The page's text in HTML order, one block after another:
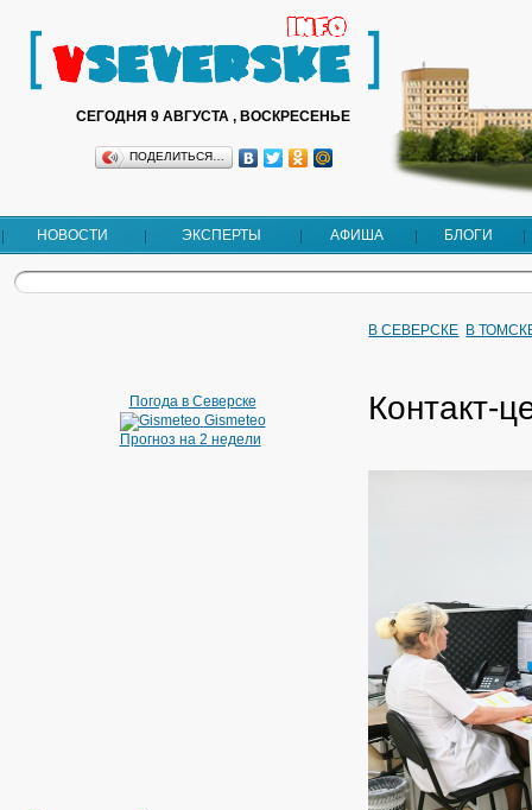
СЕГОДНЯ 9 АВГУСТА , ВОСКРЕСЕНЬЕ
ПОДЕЛИТЬСЯ…
НОВОСТИ ЭКСПЕРТЫ АФИША БЛОГИ
Погода в Северске
Gismeteo
Прогноз на 2 недели
В СЕВЕРСКЕ В
Контакт-